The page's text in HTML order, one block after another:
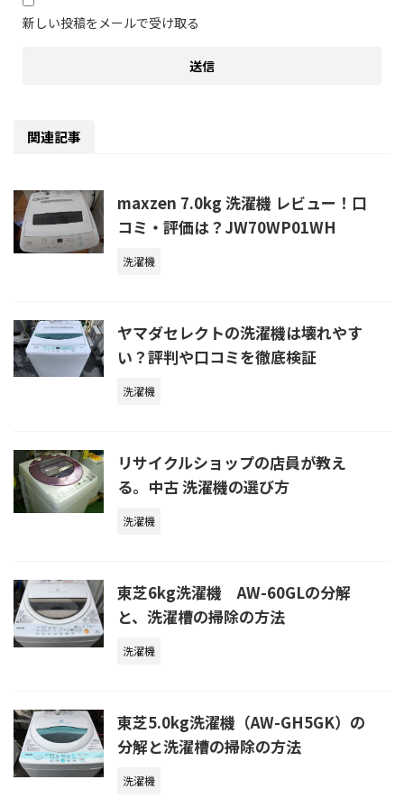
新しい投稿をメールで受け取る
関連記事
maxzen 7.0kg 洗濯機 レビュー！口
コミ・評価は？JW70WP01WH
洗濯機
ヤマダセレクトの洗濯機は壊れやす
い？評判や口コミを徹底検証
洗濯機
リサイクルショップの店員が教え
る。中古 洗濯機の選び方
洗濯機
東芝6kg洗濯機 AW-60GLの分解
と、洗濯槽の掃除の方法
洗濯機
東芝5.0kg洗濯機（AW-GH5GK）の
分解と洗濯槽の掃除の方法
洗濯機